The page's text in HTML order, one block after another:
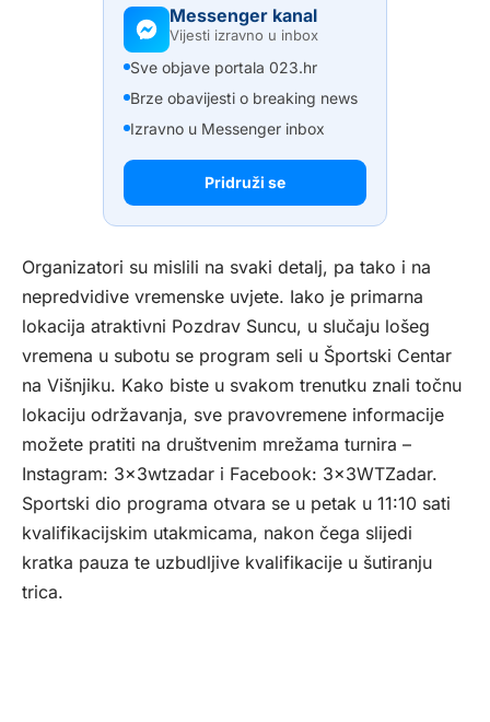
Messenger kanal
Vijesti izravno u inbox
Sve objave portala 023.hr
Brze obavijesti o breaking news
Izravno u Messenger inbox
Pridruži se
Organizatori su mislili na svaki detalj, pa tako i na
nepredvidive vremenske uvjete. Iako je primarna
lokacija atraktivni Pozdrav Suncu, u slučaju lošeg
vremena u subotu se program seli u Športski Centar
na Višnjiku. Kako biste u svakom trenutku znali točnu
lokaciju održavanja, sve pravovremene informacije
možete pratiti na društvenim mrežama turnira –
Instagram: 3x3wtzadar i Facebook: 3x3WTZadar.
Sportski dio programa otvara se u petak u 11:10 sati
kvalifikacijskim utakmicama, nakon čega slijedi
kratka pauza te uzbudljive kvalifikacije u šutiranju
trica.